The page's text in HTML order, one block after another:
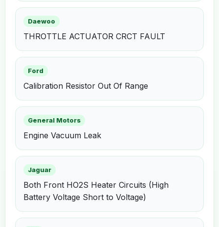
Daewoo
THROTTLE ACTUATOR CRCT FAULT
Ford
Calibration Resistor Out Of Range
General Motors
Engine Vacuum Leak
Jaguar
Both Front HO2S Heater Circuits (High
Battery Voltage Short to Voltage)